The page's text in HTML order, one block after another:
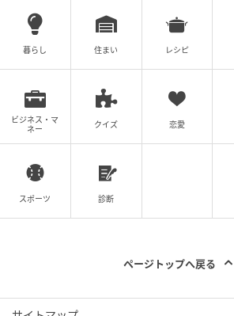
暮らし 住まい レシピ
ビジネス・マ
ネー
クイズ 恋愛
スポーツ 診断
ページトップへ戻る